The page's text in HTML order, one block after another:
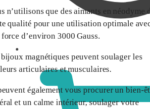
n’utilisons que des aimants en néodyme
qualité pour une utilisation optimale
d’environ 3000 Gauss.
magnétiques peuvent soulager les
articulaires et musculaires.
également vous procurer un bien-
et un calme intérieur, soulager votre